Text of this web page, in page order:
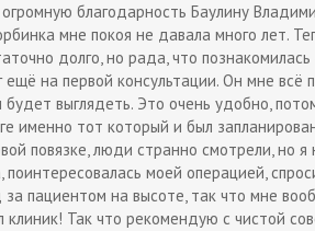
благодарность Баулину
мне покоя не давала много лет.
долго, но рада, что
ещё на первой консультации. Он мне
будет выглядеть. Это очень удобно,
именно тот который и был
повязке, люди странно смотрели,
моей операцией,
за пациентом на высоте, так что мне
клиник! Так что рекомендую с чистой